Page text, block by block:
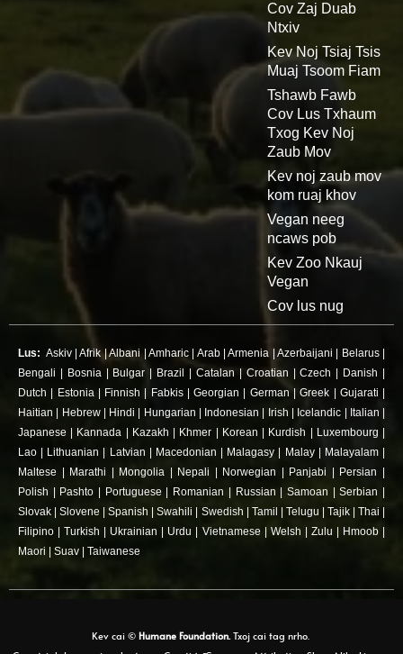
Cov Zaj Duab
Ntxiv
Kev Noj Tsiaj Tsis
Muaj Tsoom Fiam
Tshawb Fawb
Cov Lus Txhaum
Txog Kev Noj
Zaub Mov
Kev noj zaub mov
kom ruaj khov
Vegan neeg
ncaws pob
Kev Zoo Nkauj
Vegan
Cov lus nug
Lus: Askiv|Afrik|Albani Amharic| Arab|Armenia |Azerbaijani Belarus|
Bengali
Bosnia| Bulgar Brazil Catalan Croatian |Czech Danish
Dutch
Estonia| Finnish Fabkis|Georgian German |Greek Gujarati
Haitian
Hebrew| Hindi Hungarian Indonesian Irish Icelandic Italian
Japanese
Kannada Kazakh Khmer Korean Kurdish Luxembourg
Lao
Lithuanian Latvian Macedonian Malagasy Malay| Malayalam|
Maltese
Marathi Mongolia Nepali Norwegian Panjabi Persian
Polish
Pashto Portuguese| Romanian Russian Samoan |Serbian
Slovak |Slovene |Spanish |Swahili Swedish Tamil Telugu Tajik| Thai
Filipino |Turkish Ukrainian Urdu Vietnamese| Welsh Zulu Hmoob|
Maori
Suav Taiwanese
Kev cai © Humane Foundation.Txoj cai tag nrho.